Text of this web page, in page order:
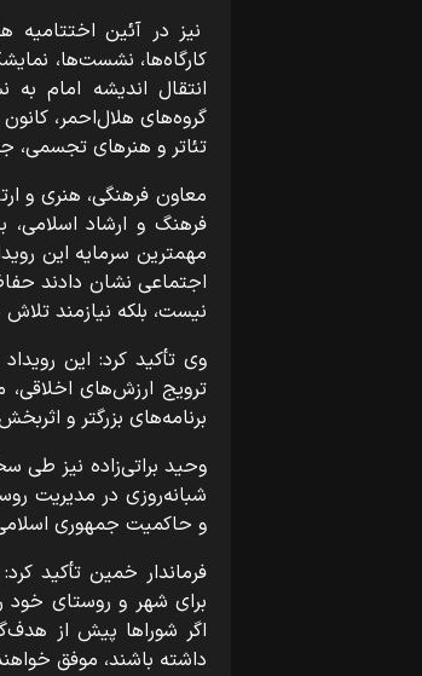
نیز در آئین اختتامیه
کارگاه‌ها، نشست‌ها،
انتقال اندیشه امام
گروه‌های هلال‌احمر،
تئاتر و هنرهای تجسمی،
معاون فرهنگی، هنری و
فرهنگ و ارشاد اسلامی،
مهمترین سرمایه این
اجتماعی نشان دادند
نیست، بلکه نیازمند
وی تأکید کرد: این
ترویج ارزش‌های
برنامه‌های بزرگتر و
وحید براتی‌زاده نیز طی
شبانه‌روزی در مدیریت
و حاکمیت جمهوری
فرماندار خمین تأکید
برای شهر و روستای خود
اگر شوراها پیش از
داشته باشند، موفق